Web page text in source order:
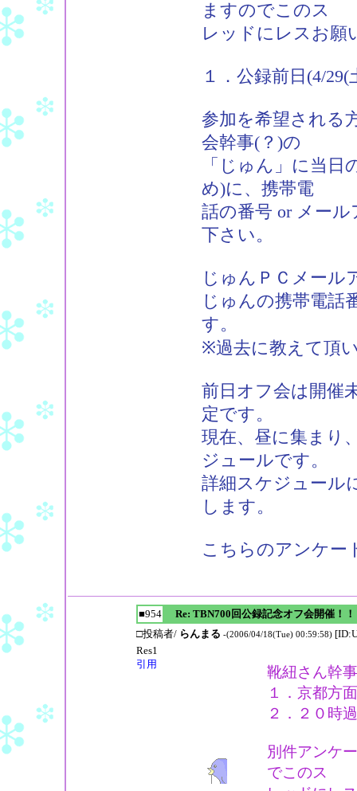
ますのでこのス
レッドにレスお願
１．公録前日(4/
参加を希望される
会幹事(？)の
「じゅん」に当
め)に、携帯電
話の番号 or メー
下さい。
じゅんＰＣメール
じゅんの携帯電話
す。
※過去に教えて頂
前日オフ会は開催
定です。
現在、昼に集まり
ジュールです。
詳細スケジュール
します。
こちらのアンケー
■954 Re: TBN700回公録記念オフ会開催！！
□投稿者/ らんまる -(2006/04/18(Tue) 00:59:58)
Res1
引用
靴紐さん幹
１．京都方
２．２０時
別件アンケ
でこのス